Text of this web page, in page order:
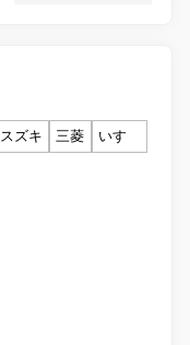
スズキ 三菱
いすゞ